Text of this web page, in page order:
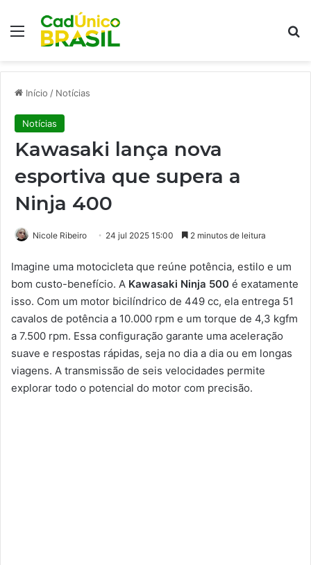
Menu
Início / Notícias
Notícias
Kawasaki lança nova
esportiva que supera a
Ninja 400
Nicole Ribeiro 24 jul 2025 15:00 2 minutos de leitura
Imagine uma motocicleta que reúne potência, estilo e um
bom custo-benefício. A Kawasaki Ninja 500 é exatamente
isso. Com um motor bicilíndrico de 449 cc, ela entrega 51
cavalos de potência a 10.000 rpm e um torque de 4,3 kgfm
a 7.500 rpm. Essa configuração garante uma aceleração
suave e respostas rápidas, seja no dia a dia ou em longas
viagens. A transmissão de seis velocidades permite
explorar todo o potencial do motor com precisão.